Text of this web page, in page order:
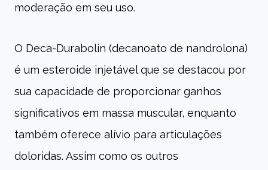
moderação em seu uso.
O Deca-Durabolin (decanoato de nandrolona)
é um esteroide injetável que se destacou por
sua capacidade de proporcionar ganhos
significativos em massa muscular, enquanto
também oferece alívio para articulações
doloridas. Assim como os outros